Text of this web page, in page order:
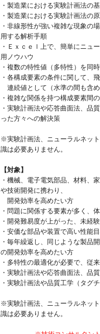
・製造業における実験計画法の
・製造業における実験計画法の
・非線形性が強い複雑な現象の
用する解析手順
・Ｅｘｃｅｌ上で、簡単にニュ
用ノウハウ
・複数の特性値（多特性）を同
・各構成要素の条件に関して、
連続値として（水準の間も含
・複雑な関係を持つ構成要素間
・実験計画法や応答曲面法、品
った方々への解決策
※実験計画法、ニューラルネッ
識は必要ありません。
【対象】
・機械、電子電気部品、材料、
や技術開発に携わり、
開発効率を高めたい方
・問題に関係する要素が多く、
・開発難易度が上がった、未経
・安価な部品や装置で高い性能
・毎年繰返し、同じような製品
の開発効率を高めたい方
・多特性の最適化が必要で、従
・実験計画法や応答曲面法、品
・実験計画法や品質工学（タグ
※実験計画法、ニューラルネッ
識は必要ありません。